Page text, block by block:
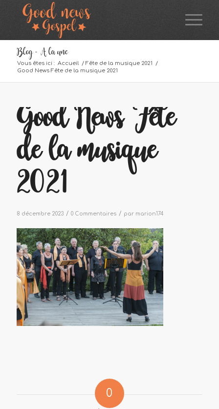
Blog - A la une
Vous êtes ici : Accueil / Fête de la musique 2021
/
Good News Fête de la musique 2021
Good News Fête
de la musique
2021
8 décembre 2023 / 0 Commentaires / par marion174
0